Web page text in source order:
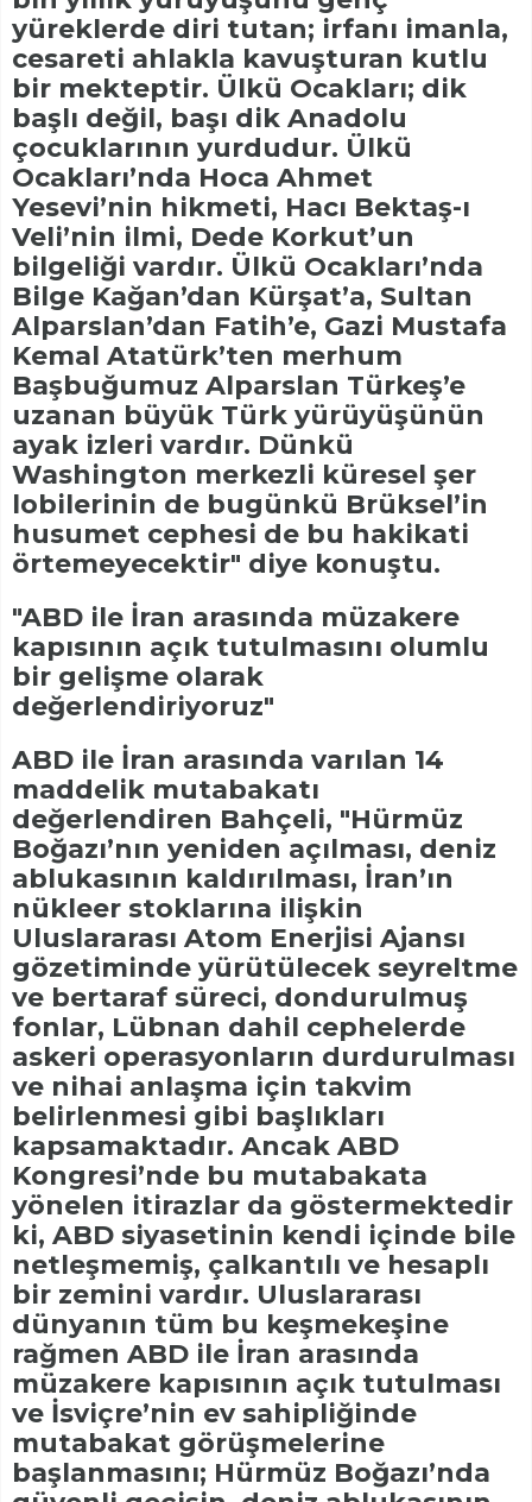
yüreklerde diri tutan; irfanı imanla,
cesareti ahlakla kavuşturan kutlu
bir mekteptir. Ülkü Ocakları; dik
başlı değil, başı dik Anadolu
çocuklarının yurdudur. Ülkü
Ocakları’nda Hoca Ahmet
Yesevi’nin hikmeti, Hacı Bektaş-ı
Veli’nin ilmi, Dede Korkut’un
bilgeliği vardır. Ülkü Ocakları’nda
Bilge Kağan’dan Kürşat’a, Sultan
Alparslan’dan Fatih’e, Gazi Mustafa
Kemal Atatürk’ten merhum
Başbuğumuz Alparslan Türkeş’e
uzanan büyük Türk yürüyüşünün
ayak izleri vardır. Dünkü
Washington merkezli küresel şer
lobilerinin de bugünkü Brüksel’in
husumet cephesi de bu hakikati
örtemeyecektir" diye konuştu.
"ABD ile İran arasında müzakere
kapısının açık tutulmasını olumlu
bir gelişme olarak
değerlendiriyoruz"
ABD ile İran arasında varılan 14
maddelik mutabakatı
değerlendiren Bahçeli, "Hürmüz
Boğazı’nın yeniden açılması, deniz
ablukasının kaldırılması, İran’ın
nükleer stoklarına ilişkin
Uluslararası Atom Enerjisi Ajansı
gözetiminde yürütülecek seyreltme
ve bertaraf süreci, dondurulmuş
fonlar, Lübnan dahil cephelerde
askeri operasyonların durdurulması
ve nihai anlaşma için takvim
belirlenmesi gibi başlıkları
kapsamaktadır. Ancak ABD
Kongresi’nde bu mutabakata
yönelen itirazlar da göstermektedir
ki, ABD siyasetinin kendi içinde bile
netleşmemiş, çalkantılı ve hesaplı
bir zemini vardır. Uluslararası
dünyanın tüm bu keşmekeşine
rağmen ABD ile İran arasında
müzakere kapısının açık tutulması
ve İsviçre’nin ev sahipliğinde
mutabakat görüşmelerine
başlanmasını; Hürmüz Boğazı’nda